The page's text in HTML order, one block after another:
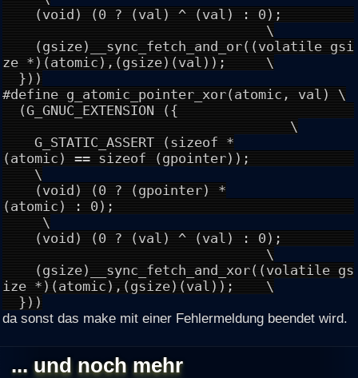
(void) (0 ? (val) ^ (val) : 0);
\
(gsize)__sync_fetch_and_or((volatile gsi
ze *)(atomic),(gsize)(val)); \
}))
#define g_atomic_pointer_xor(atomic, val) \
(G_GNUC_EXTENSION ({
\
G_STATIC_ASSERT (sizeof *
(atomic) == sizeof (gpointer));
\
(void) (0 ? (gpointer) *
(atomic) : 0);
\
(void) (0 ? (val) ^ (val) : 0);
\
(gsize)__sync_fetch_and_xor((volatile gs
ize *)(atomic),(gsize)(val)); \
}))
da sonst das make mit einer Fehlermeldung beendet wird.
... und noch mehr